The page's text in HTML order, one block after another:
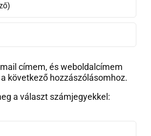
címem, és weboldalcímem
következő hozzászólásomhoz.
a választ számjegyekkel: